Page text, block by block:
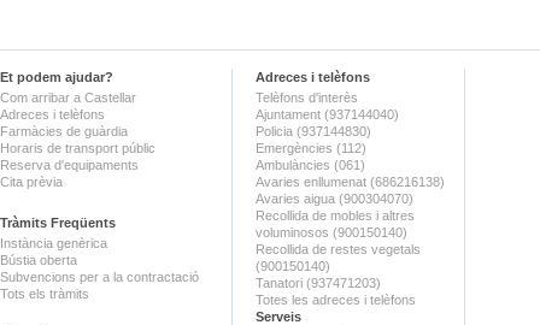
Et podem ajudar?
Com arribar a Castellar
Adreces i telèfons
Farmàcies de guàrdia
Horaris de transport públic
Reserva d'equipaments
Cita prèvia
Tràmits Freqüents
Instància genèrica
Bústia oberta
Subvencions per a la contractació
Tots els tràmits
Adreces i telèfons
Telèfons d'interès
Ajuntament (937144040)
Policia (937144830)
Emergències (112)
Ambulàncies (061)
Avaries enllumenat (686216138)
Avaries aigua (900304070)
Recollida de mobles i altres
voluminosos (900150140)
Recollida de restes vegetals
(900150140)
Tanatori (937471203)
Totes les adreces i telèfons
Serveis